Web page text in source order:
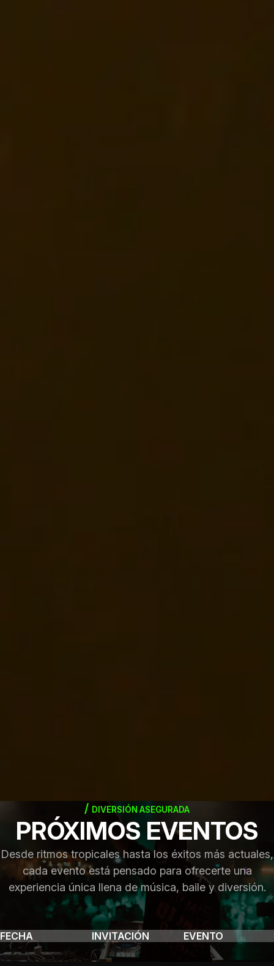
DIVERSIÓN ASEGURADA
PRÓXIMOS EVENTOS
Desde ritmos tropicales hasta los éxitos más actuales,
cada evento está pensado para ofrecerte una
experiencia única llena de música, baile y diversión.
FECHA INVITACIÓN EVENTO